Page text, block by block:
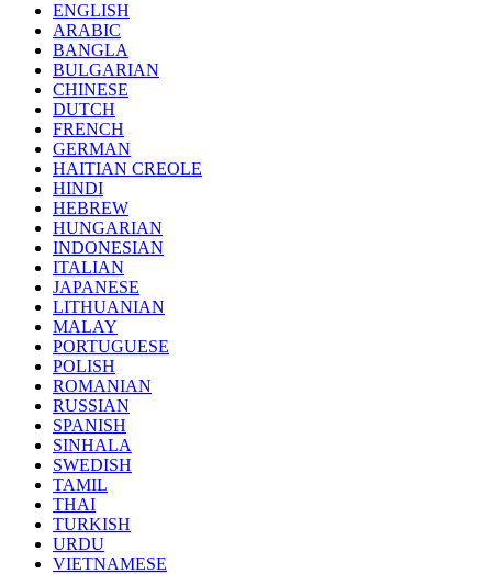
ENGLISH
ARABIC
BANGLA
BULGARIAN
CHINESE
DUTCH
FRENCH
GERMAN
HAITIAN CREOLE
HINDI
HEBREW
HUNGARIAN
INDONESIAN
ITALIAN
JAPANESE
LITHUANIAN
MALAY
PORTUGUESE
POLISH
ROMANIAN
RUSSIAN
SPANISH
SINHALA
SWEDISH
TAMIL
THAI
TURKISH
URDU
VIETNAMESE